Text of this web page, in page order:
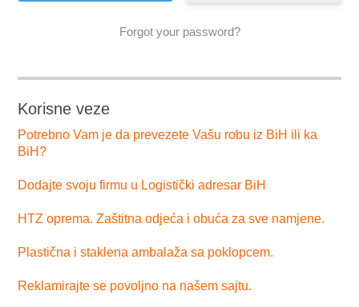
Forgot your password?
Korisne veze
Potrebno Vam je da prevezete Vašu robu iz BiH ili ka
BiH?
Dodajte svoju firmu u Logistički adresar BiH
HTZ oprema. Zaštitna odjeća i obuća za sve namjene.
Plastična i staklena ambalaža sa poklopcem.
Reklamirajte se povoljno na našem sajtu.